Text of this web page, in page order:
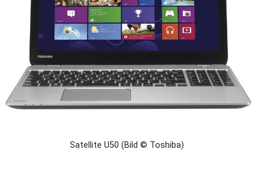
der IFA hat Toshiba nun sein erstes 15,6 Zoll-Ultrabook
das auf den Namen Satellite U50t-A-100 hört.
Satellite U50 (Bild © Toshiba)